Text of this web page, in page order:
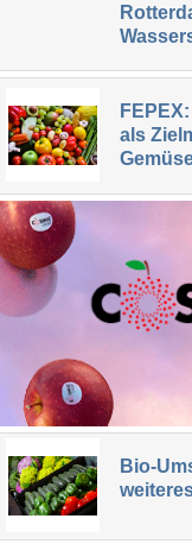
als
Bio-